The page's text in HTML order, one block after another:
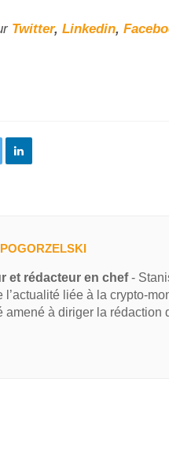
Twitter, Linkedin,
et rédacteur en chef-
l’actualité liée à la crypto-
amené à diriger la